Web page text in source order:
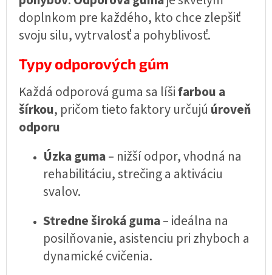
doplnkom pre každého, kto chce zlepšiť
svoju silu, vytrvalosť a pohyblivosť.
Typy odporových gúm
Každá odporová guma sa líšifarbou a
šírkou, pričom tieto faktory určujú úroveň
odporu
Úzka guma– nižší odpor, vhodná na
rehabilitáciu, strečing a aktiváciu
svalov.
Stredne široká guma– ideálna na
posilňovanie, asistenciu pri zhyboch a
dynamické cvičenia.